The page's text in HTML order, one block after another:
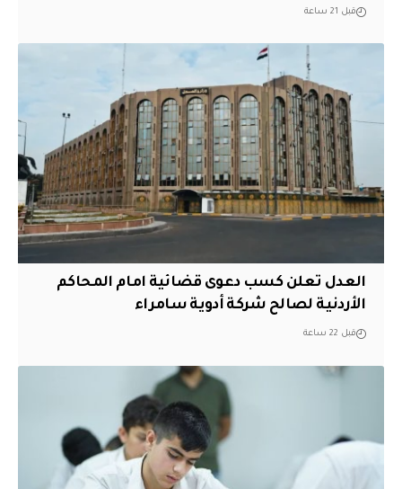
قبل 21 ساعة
العدل تعلن كسب دعوى قضائية امام المحاكم
الأردنية لصالح شركة أدوية سامراء
قبل 22 ساعة